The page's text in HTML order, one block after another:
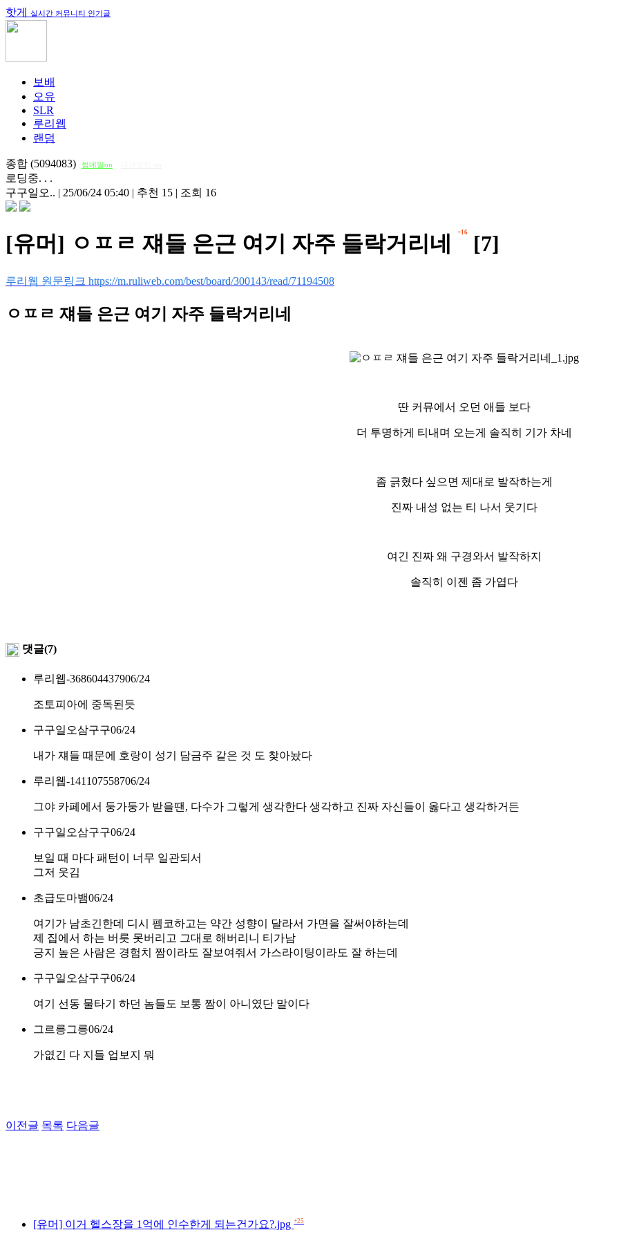
핫게 실시간 커뮤니티 인기글
보배
오유
SLR
루리웹
랜덤
종합 (5094083) 썸네일on
로딩중. . .
구구일오.. | 25/06/24 05:40 | 추천 15 | 조회 16
[유머] ㅇㅍㄹ 쟤들 은근 여기 자주 들락거리네 +16 [7]
루리웹 원문링크 https://m.ruliweb.com/best/board/300143/read/71194508
ㅇㅍㄹ 쟤들 은근 여기 자주 들락거리네
딴 커뮤에서 오던 애들 보다
더 투명하게 티내며 오는게 솔직히 기가 차네
좀 긁혔다 싶으면 제대로 발작하는게
진짜 내성 없는 티 나서 웃기다
여긴 진짜 왜 구경와서 발작하지
솔직히 이젠 좀 가엽다
댓글(7)
루리웹-368604437906/24
조토피아에 중독된듯
구구일오삼구구06/24
내가 쟤들 때문에 호랑이 성기 담금주 같은 것 도 찾아놨다
루리웹-141107558706/24
그야 카페에서 둥가둥가 받을땐, 다수가 그렇게 생각한다 생각하고 진짜 자신들이 옳다고 생각하거든
구구일오삼구구06/24
보일 때 마다 패턴이 너무 일관되서
그저 웃김
초급도마뱀06/24
여기가 남초긴한데 디시 펨코하고는 약간 성향이 달라서 가면을 잘써야하는데
제 집에서 하는 버릇 못버리고 그대로 해버리니 티가남
긍지 높은 사람은 경험치 짬이라도 잘보여줘서 가스라이팅이라도 잘 하는데
구구일오삼구구06/24
여기 선동 물타기 하던 놈들도 보통 짬이 아니였단 말이다
그르릉그릉06/24
가엾긴 다 지들 업보지 뭐
이전글 목록 다음글
[유머] 이거 헬스장을 1억에 인수한게 되는건가요?.jpg +25